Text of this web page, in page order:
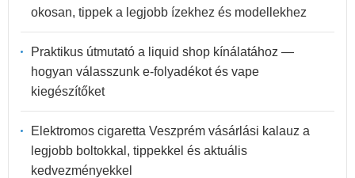
okosan, tippek a legjobb ízekhez és modellekhez
Praktikus útmutató a liquid shop kínálatához —
hogyan válasszunk e-folyadékot és vape
kiegészítőket
Elektromos cigaretta Veszprém vásárlási kalauz a
legjobb boltokkal, tippekkel és aktuális
kedvezményekkel